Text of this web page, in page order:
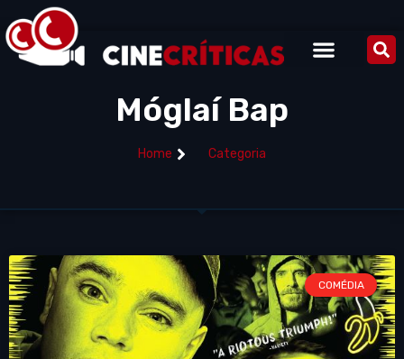
Móglaí Bap
Home Categoria
COMÉDIA